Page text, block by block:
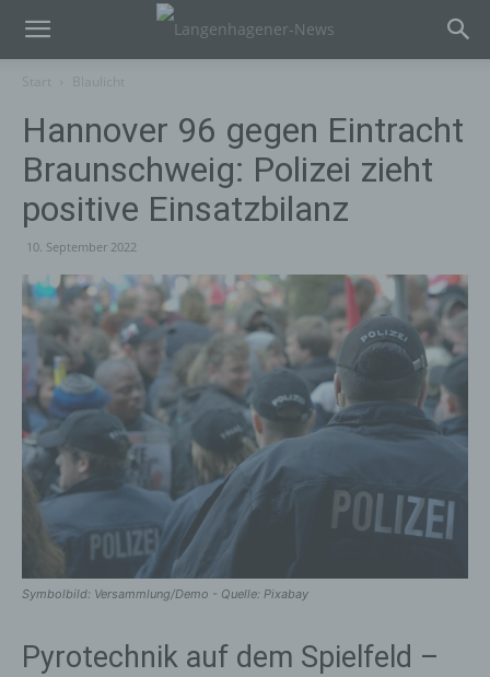
Hannover 96 gegen Eintracht
Braunschweig: Polizei zieht
positive Einsatzbilanz
10. September 2022
Symbolbild: Versammlung/Demo - Quelle: Pixabay
Pyrotechnik auf dem Spielfeld –